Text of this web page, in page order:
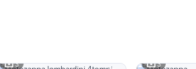
3 3